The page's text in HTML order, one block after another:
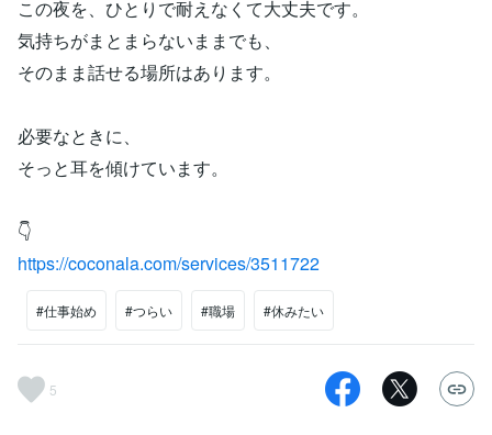
この夜を、ひとりで耐えなくて大丈夫です。
気持ちがまとまらないままでも、
そのまま話せる場所はあります。
必要なときに、
そっと耳を傾けています。
👇
https://coconala.com/services/3511722
#仕事始め #つらい #職場 #休みたい
5